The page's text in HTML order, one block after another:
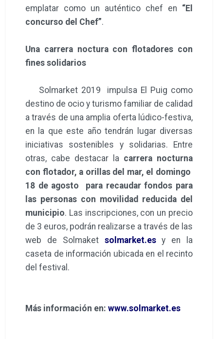
emplatar como un auténtico chef en “El
concurso del Chef”.
Una carrera noctura con flotadores con
fines solidarios
Solmarket 2019 impulsa El Puig como
destino de ocio y turismo familiar de calidad
a través de una amplia oferta lúdico-festiva,
en la que este año tendrán lugar diversas
iniciativas sostenibles y solidarias. Entre
otras, cabe destacar la carrera nocturna
con flotador, a orillas del mar, el domingo
18 de agosto para recaudar fondos para
las personas con movilidad reducida del
municipio. Las inscripciones, con un precio
de 3 euros, podrán realizarse a través de las
web de Solmaket solmarket.esy en la
caseta de información ubicada en el recinto
del festival.
Más información en: www.solmarket.es